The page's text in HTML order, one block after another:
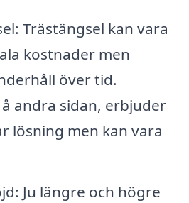
Trästängsel kan vara
kostnader men
över tid.
andra sidan, erbjuder
lösning men kan vara
Ju längre och högre